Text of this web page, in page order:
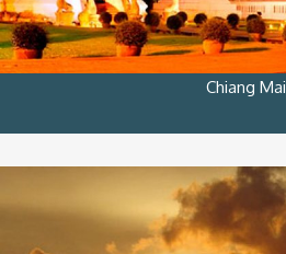
Chiang Mai